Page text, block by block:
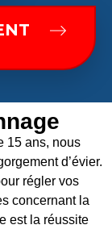
15 ans, nous
d’évier.
régler vos
concernant la
est la réussite